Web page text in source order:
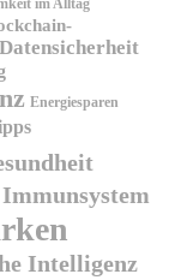
im Alltag
Datensicherheit
Energiesparen
Immunsystem
Intelligenz